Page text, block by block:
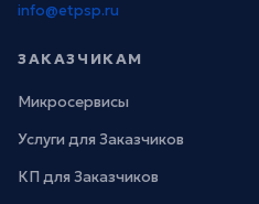
info@etpsp.ru
ЗАКАЗЧИКАМ
Микросервисы
Услуги для Заказчиков
КП для Заказчиков